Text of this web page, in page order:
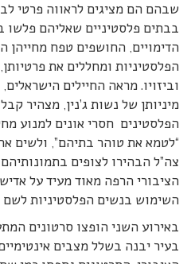
שבהם הם מציגים לראווה פרטי
בבתים פלסטיניים שאליהם פלשו
הדימויים, החושפים טפח מחייהן
הפלסטיניות ומחללים את
וביזויו. מראה החיילים
מיניותן של נשות ג’נין, מצהיר
הפלסטינים חסרי אונים למנוע
“לטמא את טוהר בתיהם”, ולשים
צה”ל הבהירו לצופים
הציבורי הרפה מאוד מעיד על
השימוש בנשים הפלסטיניות לשם
באירוע השני הופצו סרטונים
בעיר יבנה בשלל מצבים